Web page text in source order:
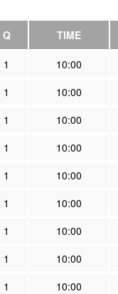
Q TIME
1 10:00
1
10:00
1
10:00
1
10:00
1
10:00
1
10:00
1
10:00
1
10:00
1
10:00